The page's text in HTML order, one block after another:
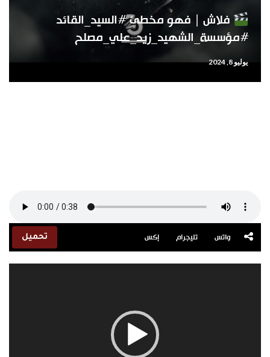
فلاش | فهو مخطئ #السيد_القائد
#مؤسسة_الشهيد_زيد_علي_مصلح
يوليو 8, 2024
واتس تليجرام إكس تحميل